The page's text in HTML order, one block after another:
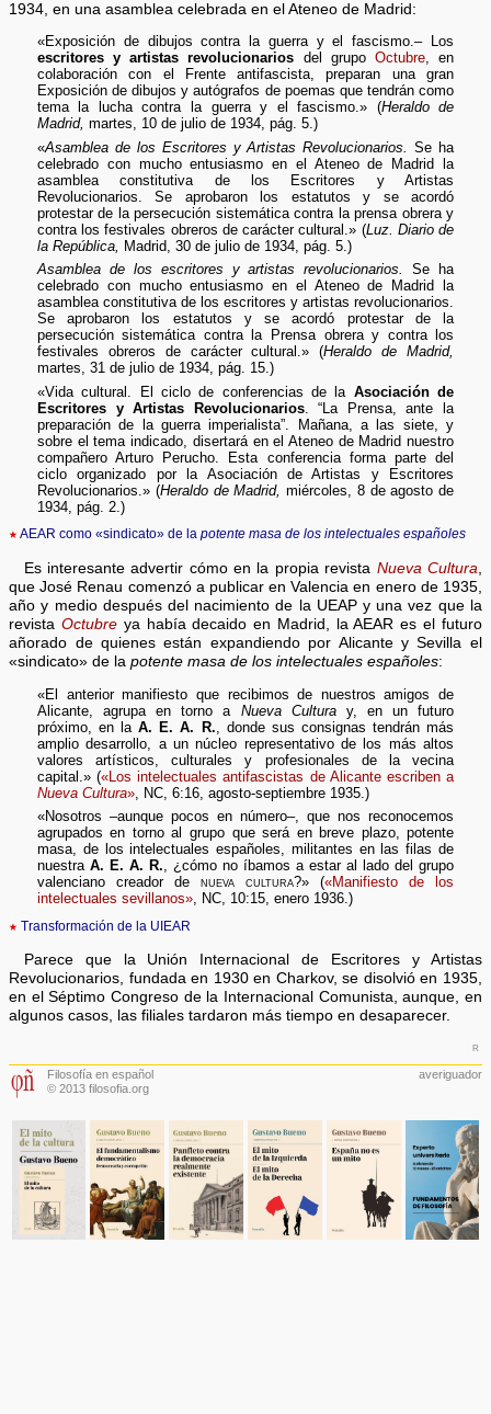
1934, en una asamblea celebrada en el Ateneo de Madrid:
«Exposición de dibujos contra la guerra y el fascismo.– Los
escritores y artistas revolucionarios del grupo Octubre, en
colaboración con el Frente antifascista, preparan una gran
Exposición de dibujos y autógrafos de poemas que tendrán como
tema la lucha contra la guerra y el fascismo.» (Heraldo de
Madrid, martes, 10 de julio de 1934, pág. 5.)
«Asamblea de los Escritores y Artistas Revolucionarios.
Se ha
celebrado con mucho entusiasmo en el Ateneo de Madrid la
asamblea constitutiva de los Escritores y Artistas
Revolucionarios. Se aprobaron los estatutos y se acordó
protestar de la persecución sistemática contra la prensa obrera y
contra los festivales obreros de carácter cultural.» (Luz. Diario de
la República,
Madrid, 30 de julio de 1934, pág. 5.)
Asamblea de los escritores y artistas revolucionarios.
Se ha
celebrado con mucho entusiasmo en el Ateneo de Madrid la
asamblea constitutiva de los escritores y artistas revolucionarios.
Se aprobaron los estatutos y se acordó protestar de la
persecución sistemática contra la Prensa obrera y contra los
festivales obreros de carácter cultural.» (Heraldo de Madrid,
martes, 31 de julio de 1934, pág. 15.)
«Vida cultural. El ciclo de conferencias de la Asociación de
Escritores y Artistas Revolucionarios. “La Prensa, ante la
preparación de la guerra imperialista”. Mañana, a las siete, y
sobre el tema indicado, disertará en el Ateneo de Madrid nuestro
compañero Arturo Perucho. Esta conferencia forma parte del
ciclo organizado por la Asociación de Artistas y Escritores
Revolucionarios.» (Heraldo de Madrid, miércoles, 8 de agosto de
1934, pág. 2.)
★ AEAR como «sindicato» de lapotente masa de los intelectuales españoles
Es interesante advertir cómo en la propia revista Nueva Cultura,
que José Renau comenzó a publicar en Valencia en enero de 1935,
año y medio después del nacimiento de la UEAP y una vez que la
revista Octubreya había decaido en Madrid, la AEAR es el futuro
añorado de quienes están expandiendo por Alicante y Sevilla el
«sindicato» de lapotente masa de los intelectuales españoles:
«El anterior manifiesto que recibimos de nuestros amigos de
Alicante, agrupa en torno a Nueva Culturay, en un futuro
próximo, en laA. E. A. R. , donde sus consignas tendrán más
amplio desarrollo, a un núcleo representativo de los más altos
valores artísticos, culturales y profesionales de la vecina
capital.» («Los intelectuales antifascistas de Alicante escriben a
Nueva Cultura», NC, 6:16, agosto-septiembre 1935.)
«Nosotros –aunque pocos en número–, que nos reconocemos
agrupados en torno al grupo que será en breve plazo, potente
masa, de los intelectuales españoles, militantes en las filas de
nuestra A. E. A. R., ¿cómo no íbamos a estar al lado del grupo
valenciano creador de nueva cultura?» («Manifiesto de los
intelectuales sevillanos», NC, 10:15, enero 1936.)
★ Transformación de la UIEAR
Parece que la Unión Internacional de Escritores y Artistas
Revolucionarios, fundada en 1930 en Charkov, se disolvió en 1935,
en el Séptimo Congreso de la Internacional Comunista, aunque, en
algunos casos, las filiales tardaron más tiempo en desaparecer.
r
Filosofía en español
© 2013 filosofia.org
averiguador